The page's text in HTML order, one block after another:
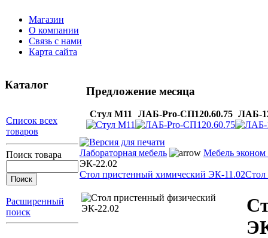
Магазин
О компании
Связь с нами
Карта сайта
Каталог
Список всех
товаров
Поиск товара
Расширенный
поиск
Предложение месяца
Стул М11 ЛАБ-Pro-СП120.60.75 ЛАБ-
Лабораторная мебель
Мебель эконом
ЭК-22.02
Cтол пристенный химический ЭК-11.02